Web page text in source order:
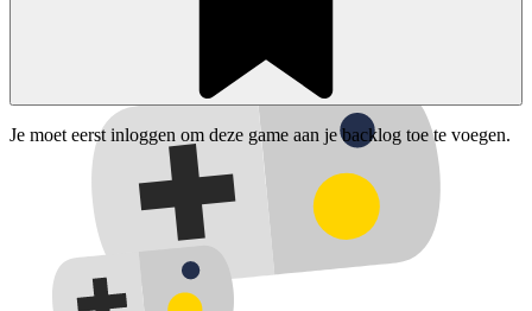
Je moet eerst inloggen om deze game aan je backlog toe te voegen.